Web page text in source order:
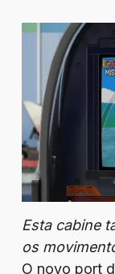
Esta cabine
os
O novo port